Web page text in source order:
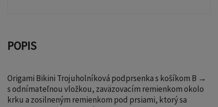
POPIS
Origami Bikini Trojuholníková podprsenka s košíkom B →
s odnímateľnou vložkou, zaväzovacím remienkom okolo
krku a zosilneným remienkom pod prsiami, ktorý sa